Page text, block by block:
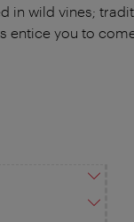
in wild vines;
entice you to